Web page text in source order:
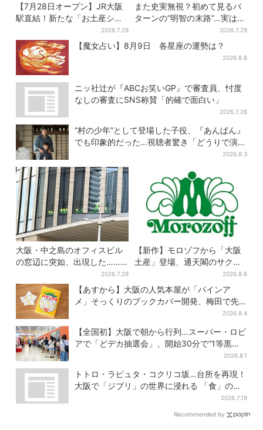
【7月28日オープン】JR大阪
駅直結！新たな「お土産ショ
ップ」、銘菓バラ売りで地元
民の“おやつ調達”にも
2026.7.29
また史実無視？初めて見るパ
ターンの“明智の末路”…実は、
ありえなくもない！？【豊臣
兄弟】
2026.7.29
【魔女占い】8月9日 各星座の運勢は？
2026.8.8
ニッ社辻が『ABCお笑いGP』で審査員、忖度
なしの審査にSNS称賛「的確で面白い」
2026.7.26
“村の少年”として登場した子役、『あんぱん』
でも印象的だった…視聴者驚き「どうりで演技
2026.8.3
大阪・中之島のオフィスビル
の窓辺に突如、出現した……
巨大インコ「何かいる」「朝
からビビった」、その正体と
は？
2026.7.29
【新作】モロゾフから「大阪
土産」登場、通天閣のサクサ
クスイーツ 6カ所で順次発売
2026.8.6
【あすから】大阪の人気本屋が「パインア
メ」そっくりのブックカバー開発、梅田で先
2026.8.4
【全国初】大阪で朝から行列…スーパー・ロピ
アで「どデカ抽選会」、開始30分で“1等黒毛
2026.8.1
トトロ・ラピュタ・コクリコ坂…台所を再現！
大阪で「ジブリ」の世界に浸れる 「食」の展
2026.7.19
Recommended by